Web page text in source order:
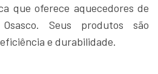
que oferece aquecedores de
Seus produtos são
e durabilidade.